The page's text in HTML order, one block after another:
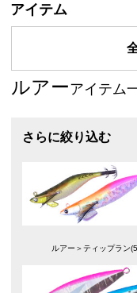
アイテム
ルアーアイテム
ルアー＞ティップラン